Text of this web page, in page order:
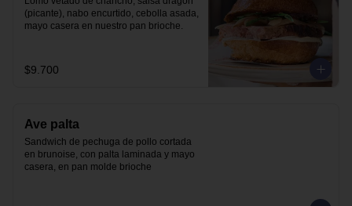
(picante), nabo encurtido, cebolla asada,
mayo casera en nuestro pan brioche.
$9.700
Ave palta
Sandwich de pechuga de pollo cortada
en brunoise, con palta laminada y mayo
casera, en pan molde brioche